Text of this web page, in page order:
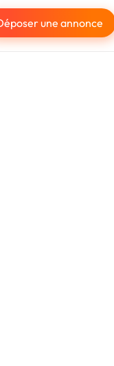
une annonce